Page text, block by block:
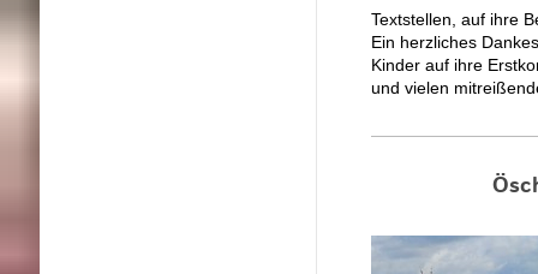
Textstellen, auf ihre
Ein herzliches
Kinder auf ihre
und vielen